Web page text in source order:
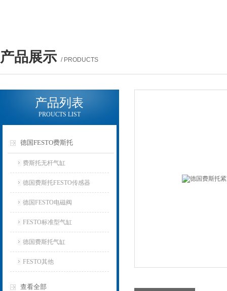
产品展示 / PRODUCTS
产品列表
PROUCTS LIST
德国FESTO费斯托
费斯托无杆气缸
德国费斯托FESTO传感器
德国FESTO电磁阀
FESTO标准型气缸
德国费斯托气缸
FESTO其他
查看全部